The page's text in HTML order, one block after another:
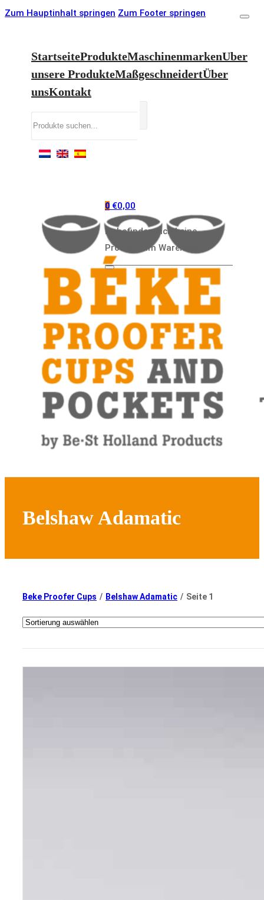
Zum Hauptinhalt springen Zum Footer springen
StartseiteProdukteMaschinenmarkenUber
unsere ProdukteMaßgeschneidertÜber
unsKontakt
0 €0,00
Es befinden sich keine
Produkte im Warenkorb.
Belshaw Adamatic
Beke Proofer Cups / Belshaw Adamatic / Seite 1